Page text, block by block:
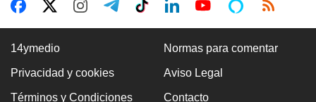
GASOLINA
14ymedio Normas para comentar
Privacidad y cookies Aviso Legal
Términos y Condiciones Contacto